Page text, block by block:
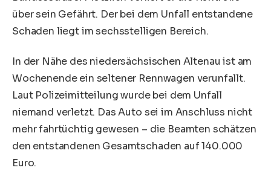
über sein Gefährt. Der bei dem Unfall entstandene
Schaden liegt im sechsstelligen Bereich.
In der Nähe des niedersächsischen Altenau ist am
Wochenende ein seltener Rennwagen verunfallt.
Laut Polizeimitteilung wurde bei dem Unfall
niemand verletzt. Das Auto sei im Anschluss nicht
mehr fahrtüchtig gewesen – die Beamten schätzen
den entstandenen Gesamtschaden auf 140.000
Euro.